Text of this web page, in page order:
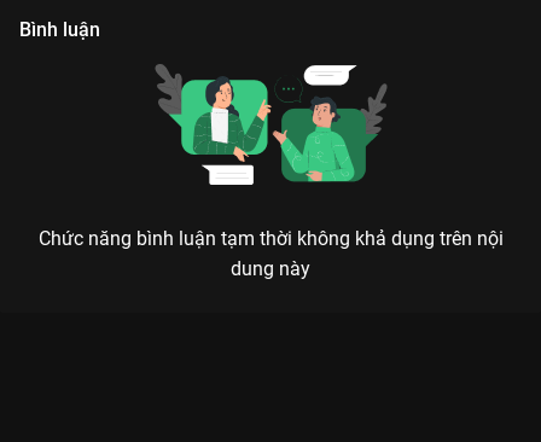
Bình luận
Chức năng bình luận tạm thời không khả dụng trên nội
dung này